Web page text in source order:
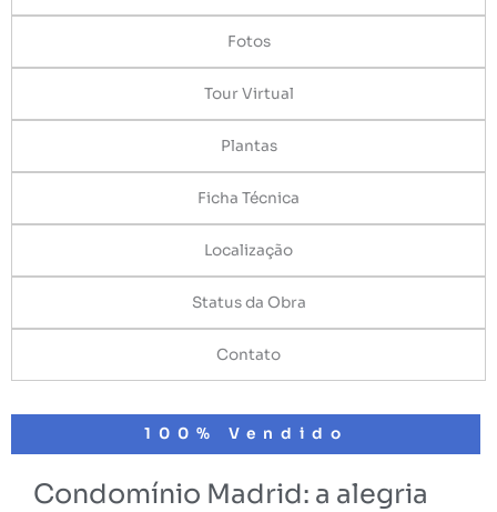
Fotos
Tour Virtual
Plantas
Ficha Técnica
Localização
Status da Obra
Contato
100% Vendido
Condomínio Madrid: a alegria